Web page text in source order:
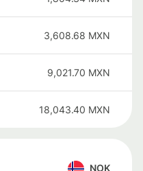
3,608.68 MXN
9,021.70 MXN
18,043.40 MXN
NOK